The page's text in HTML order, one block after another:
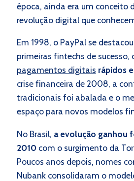
época, ainda era um conceito
revolução digital que
Em 1998, o PayPal se
primeiras fintechs de sucesso,
pagamentos digitais rápidos
crise financeira de 2008, a
tradicionais foi abalada e o
espaço para novos modelos
No Brasil, a evolução ganhou
2010 com o surgimento da
Poucos anos depois, nomes
Nubank consolidaram o